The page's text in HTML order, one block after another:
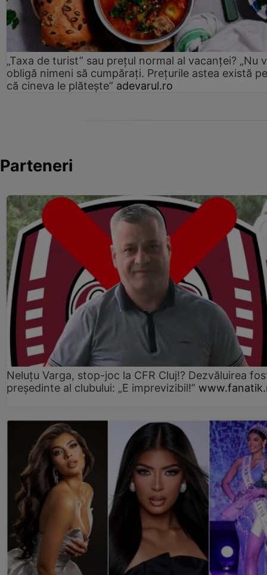
„Taxa de turist” sau prețul normal al vacanței? „Nu
obligă nimeni să cumpărați. Prețurile astea există
că cineva le plătește” adevarul.ro
Parteneri
Neluțu Varga, stop-joc la CFR Cluj!? Dezvăluirea
președinte al clubului: „E imprevizibil!”